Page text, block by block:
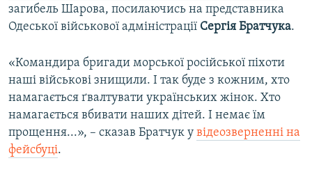
загибель Шарова, посилаючись на представника
Одеської військової адміністрації Сергія Братчука.
«Командира бригади морської російської піхоти
наші військові знищили. І так буде з кожним, хто
намагається ґвалтувати українських жінок. Хто
намагається вбивати наших дітей. І немає їм
прощення...», – сказав Братчук у відеозверненні на
фейсбуці.